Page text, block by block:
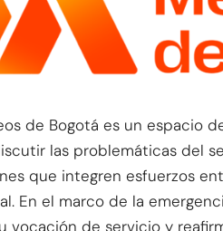
de Bogotá es un espacio
las problemáticas del
que integren esfuerzos
En el marco de la
vocación de servicio y